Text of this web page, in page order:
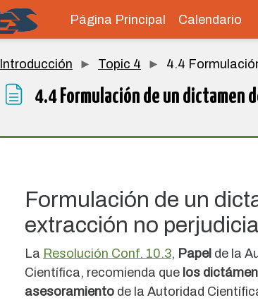
Página Principal Calendario
Introducción Topic 4 4.4
4.4 Formulación de un dictamen
Formulación de un
extracción no perjudicial
La Resolución Conf. 10.3, Papel de la
Científica, recomienda que los
asesoramiento de la Autoridad